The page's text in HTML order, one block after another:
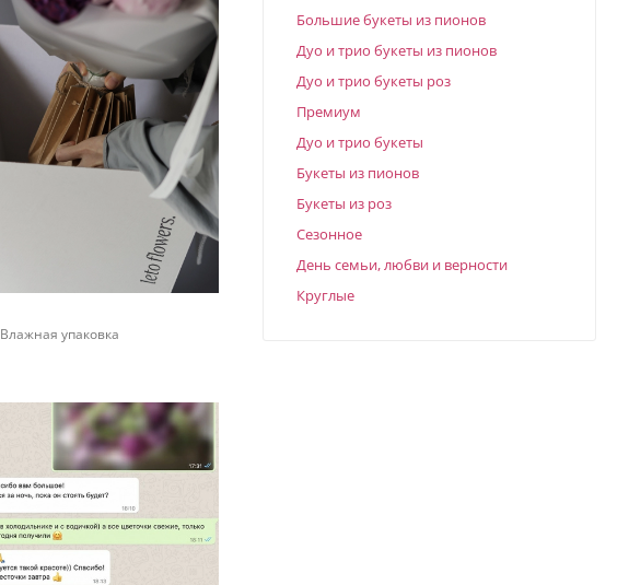
Влажная упаковка
Большие букеты из пионов
Дуо и трио букеты из пионов
Дуо и трио букеты роз
Премиум
Дуо и трио букеты
Букеты из пионов
Букеты из роз
Сезонное
День семьи, любви и верности
Круглые